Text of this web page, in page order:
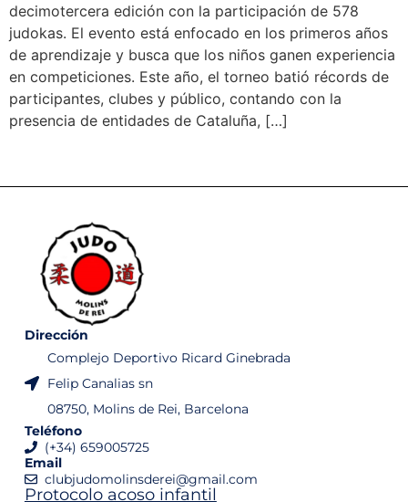
decimotercera edición con la participación de 578
judokas. El evento está enfocado en los primeros años
de aprendizaje y busca que los niños ganen experiencia
en competiciones. Este año, el torneo batió récords de
participantes, clubes y público, contando con la
presencia de entidades de Cataluña, […]
Dirección
Complejo Deportivo Ricard Ginebrada
Felip Canalias sn
08750, Molins de Rei, Barcelona
Teléfono
(+34) 659005725
Email
clubjudomolinsderei@gmail.com
Protocolo acoso infantil